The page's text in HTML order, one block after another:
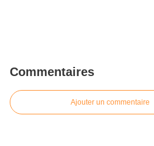
Commentaires
Ajouter un commentaire